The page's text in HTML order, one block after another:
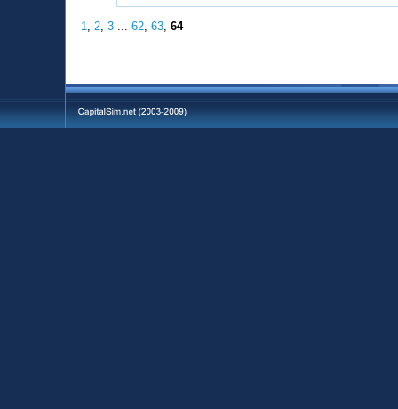
1 2 ,3 ...62 ,63 ,64